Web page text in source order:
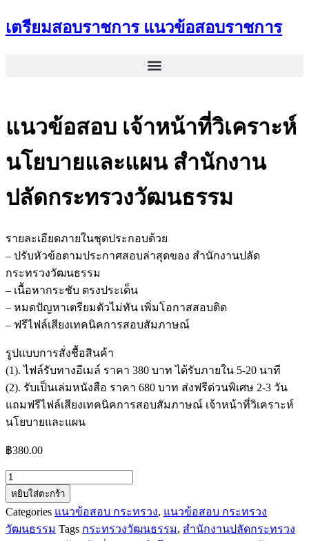
Skip
to
เตรียมสอบราชการ แนวข้อสอบราชการ
แนวข้อสอบ เจ้าหน้าที่วิเคราะห์
นโยบายและแผน สำนักงาน
ปลัดกระทรวงวัฒนธรรม
รายละเอียดภายในชุดประกอบด้วย
– ปรับหัวข้อตามประกาศสอบล่าสุดของ สำนักงานปลัด
กระทรวงวัฒนธรรม
– เนื้อหากระชับ ตรงประเด็น
– หมดปัญหาเตรียมตัวไม่ทัน เพิ่มโอกาสสอบติด
– ฟรีไฟล์เสียงเทคนิคการสอบสัมภาษณ์
รูปแบบการสั่งชื้อสินค้า
(1). ไฟล์รับทางอีเมล์ ราคา 380 บาท ได้รับภายใน 5-20 นาที
(2). รับเป็นเล่มหนังสือ ราคา 680 บาท ส่งฟรีด่วนพิเศษ 2-3 วัน
แถมฟรีไฟล์เสียงเทคนิคการสอบสัมภาษณ์ เจ้าหน้าที่วิเคราะห์
นโยบายและแผน
฿380.00
จำนวน
แนว
ข้อสอบ
เจ้า
หยิบใส่ตะกร้า
Categories แนวข้อสอบ กระทรวง, แนวข้อสอบ กระทรวง
วัฒนธรรม Tags กระทรวงวัฒนธรรม, สำนักงานปลัดกระทรวง